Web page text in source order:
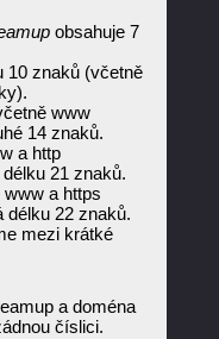
obsahuje 7
10 znaků (včetně
www
14 znaků.
a http
21 znaků.
a https
délku 22 znaků.
mezi krátké
a doména
číslici.